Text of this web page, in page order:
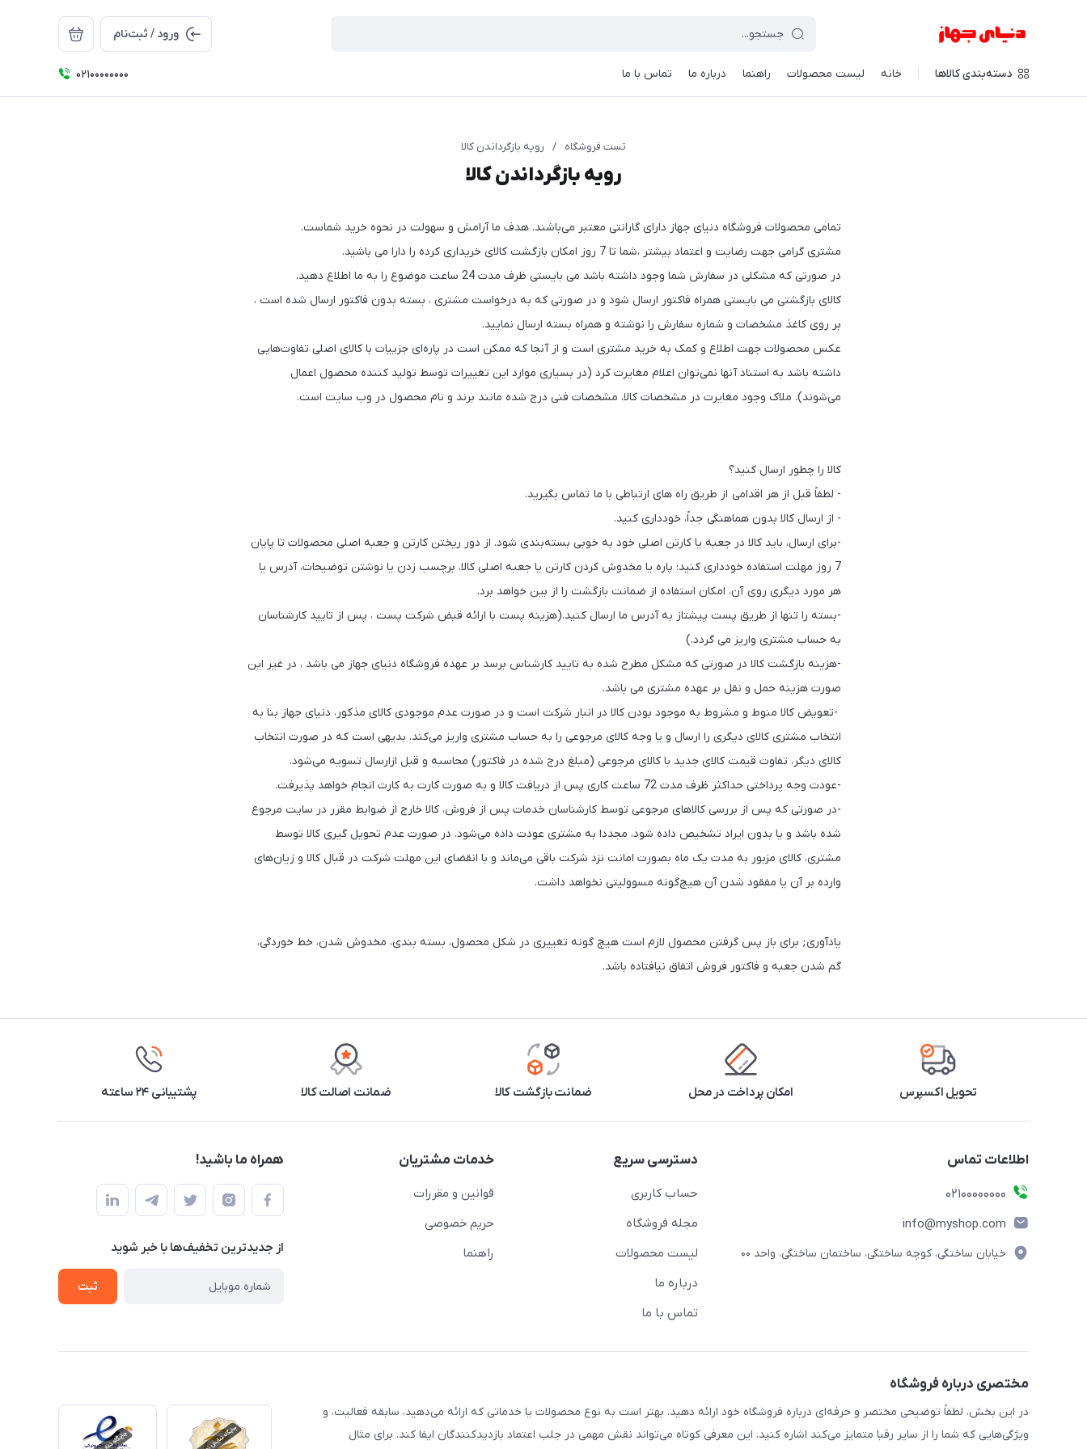
ورود / ثبت‌نام
دسته‌بندی کالاها خانه لیست محصولات راهنما درباره ما تماس با ما ۰۲۱۰۰۰۰۰۰۰۰
تست فروشگاه / رویه‌ بازگرداندن کالا
رویه‌ بازگرداندن کالا
تمامی محصولات فروشگاه دنیای جهاز دارای گارانتی معتبر می‌باشند. هدف ما آرامش و سهولت در نحوه خرید شماست.
مشتری گرامی جهت رضایت و اعتماد بیشتر ،شما تا 7 روز امکان بازگشت کالای خریداری کرده را دارا می باشید.
در صورتی که مشکلی در سفارش شما وجود داشته باشد می بایستی ظرف مدت 24 ساعت موضوع را به ما اطلاع دهید.
کالای بازگشتی می بایستی همراه فاکتور ارسال شود و در صورتی که به درخواست مشتری ، بسته بدون فاکتور ارسال شده است ،
بر روی کاغذ مشخصات و شماره سفارش را نوشته و همراه بسته ارسال نمایید.
عکس محصولات جهت اطلاع و کمک به خرید مشتری است و از آنجا که ممکن است ‏در پاره‌ای جزییات با کالای اصلی تفاوت‌هایی
داشته باشد به استناد آنها نمی‌توان ‏اعلام مغایرت کرد (در بسیاری موارد این تغییرات توسط تولید کننده محصول ‏اعمال
می‌شوند). ملاک وجود مغایرت در مشخصات کالا، مشخصات فنی درج شده ‏مانند برند و نام محصول در وب سایت است.‌‎
کالا را چطور ارسال کنید؟
- لطفاً قبل از هر اقدامی از طریق راه های ارتباطی با ما تماس بگیرید.
- از ارسال کالا بدون هماهنگی جداً، خودداری کنید.
-برای ارسال، باید کالا در جعبه یا کارتن اصلی خود به ‏خوبی بسته‌بندی شود. ‎از دور ریختن کارتن و جعبه اصلی محصولات تا پایان
7 روز مهلت ‏استفاده خودداری کنید؛ پاره یا مخدوش کردن کارتن یا جعبه اصلی کالا، ‏برچسب زدن یا نوشتن توضیحات، آدرس یا
هر مورد دیگری روی آن، امکان ‏استفاده از ضمانت بازگشت را از بین خواهد برد.‏
-بسته را تنها از طریق پست پیشتاز به آدرس ما ارسال کنید.(هزینه پست با ارائه قبض شرکت پست ، پس از تایید کارشناسان
به حساب مشتری واریز می گردد.)
-هزینه بازگشت کالا در صورتی که مشکل مطرح شده به تایید کارشناس برسد بر عهده فروشگاه دنیای جهاز می باشد ، در غیر این
صورت هزینه حمل و نقل بر عهده مشتری می باشد.
‎ ‎-تعویض کالا منوط و مشروط به موجود بودن کالا در انبار شرکت است و در صورت ‏عدم موجودی کالای مذکور، دنیای جهاز بنا به
انتخاب مشتری کالای دیگری را ارسال و یا ‏وجه کالای مرجوعی را به حساب مشتری واریز می‌کند. بدیهی است که در صورت ‏انتخاب
کالای دیگر، تفاوت قیمت کالای جدید با کالای مرجوعی (مبلغ درج شده در ‏فاکتور) محاسبه و قبل ازارسال تسویه می‌شود.‏
-عودت وجه پرداختی حداکثر ظرف مدت 72 ساعت کاری پس از دریافت کالا و به ‏صورت کارت به کارت انجام خواهد پذیرفت.‏
-در صورتی که پس از بررسی کالاهای مرجوعی توسط کارشناسان خدمات پس از ‏فروش، کالا خارج از ضوابط مقرر در سایت مرجوع
شده باشد و یا بدون ایراد ‏تشخیص داده شود، مجددا به مشتری عودت داده می‌شود. در صورت عدم تحویل ‏گیری کالا توسط
مشتری، کالای مزبور به مدت یک ماه بصورت امانت نزد شرکت ‏باقی می‌ماند و با انقضای این مهلت شرکت در قبال کالا و زیان‌های
وارده بر آن یا ‏مفقود شدن آن هیچ‌گونه مسوولیتی نخواهد داشت.‏
یادآوری; برای باز پس گرفتن محصول لازم است هیچ گونه تغییری در شکل محصول، بسته بندی، مخدوش شدن، خط خوردگی،
گم شدن جعبه و فاکتور فروش اتفاق نیافتاده باشد.
تحویل اکسپرس امکان پرداخت در محل ضمانت بازگشت کالا ضمانت اصالت کالا پشتیبانی ۲۴ ساعته
اطلاعات تماس
۰۲۱۰۰۰۰۰۰۰۰
info@myshop.com
خیابان ساختگی، کوچه ساختگی، ساختمان ساختگی، واحد ۰۰
دسترسی سریع
حساب کاربری
مجله فروشگاه
لیست محصولات
درباره ما
تماس با ما
خدمات مشتریان
قوانین و مقررات
حریم خصوصی
راهنما
همراه ما باشید!
از جدید‌ترین تخفیف‌ها با‌ خبر شوید
ثبت
مختصری درباره فروشگاه
در این بخش، لطفاً توضیحی مختصر و حرفه‌ای درباره فروشگاه خود ارائه دهید. بهتر است به نوع محصولات یا خدماتی که ارائه می‌دهید، سابقه فعالیت، و
ویژگی‌هایی که شما را از سایر رقبا متمایز می‌کند اشاره کنید. این معرفی کوتاه می‌تواند نقش مهمی در جلب اعتماد بازدیدکنندگان ایفا کند. برای مثال